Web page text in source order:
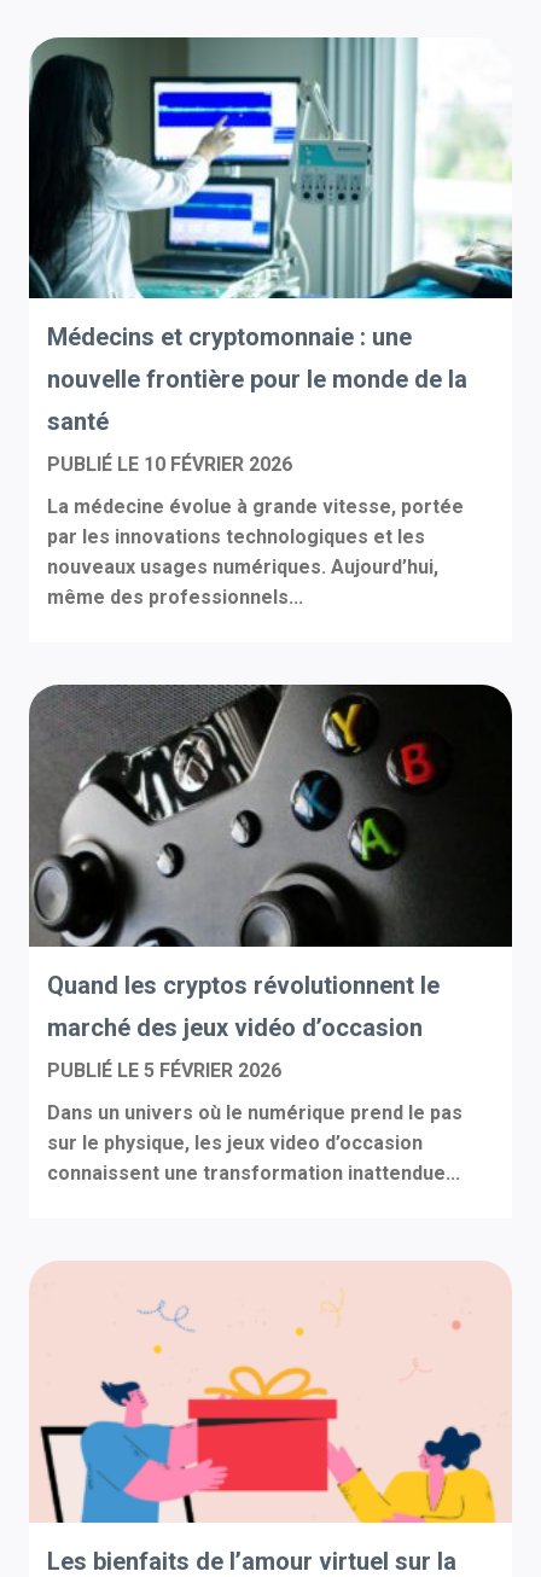
Médecins et cryptomonnaie : une
nouvelle frontière pour le monde de la
santé
PUBLIÉ LE 10 FÉVRIER 2026
La médecine évolue à grande vitesse, portée
par les innovations technologiques et les
nouveaux usages numériques. Aujourd’hui,
même des professionnels...
Quand les cryptos révolutionnent le
marché des jeux vidéo d’occasion
PUBLIÉ LE 5 FÉVRIER 2026
Dans un univers où le numérique prend le pas
sur le physique, les jeux video d’occasion
connaissent une transformation inattendue...
Les bienfaits de l’amour virtuel sur la